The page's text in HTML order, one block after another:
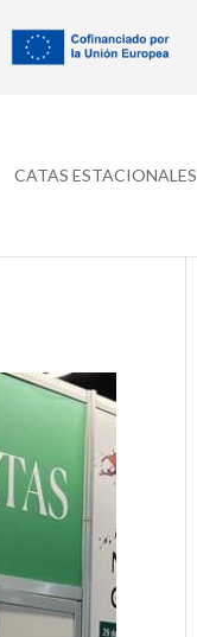
CATAS ESTACIONALES